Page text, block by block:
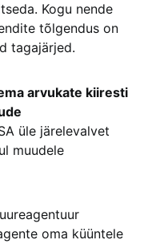
Kogu nende
tõlgendus on
tagajärjed.
arvukate kiiresti
üle järelevalvet
muudele
oma küüntele